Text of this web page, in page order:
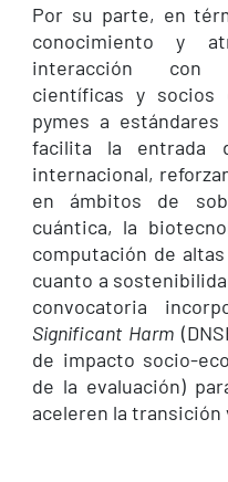
Por su parte, en
conocimiento y
interacción con
científicas y socios
pymes a
facilita la entrada
internacional,
en ámbitos de
cuántica, la
computación de
cuanto a
convocatoria
Significant Harm
de impacto socio-
de la evaluación)
aceleren la transición